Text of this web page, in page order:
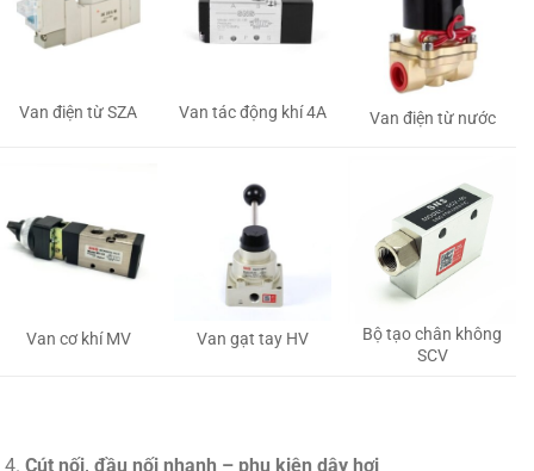
Van điện từ SZA Van tác động khí 4A Van điện từ nước
Van cơ khí MV Van gạt tay HV
Bộ tạo chân không
SCV
Cút nối, đầu nối nhanh – phụ kiện dây hơi